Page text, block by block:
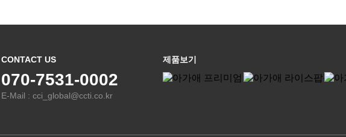
CONTACT US
070-7531-0002
E-Mail : cci_global@ccti.co.kr
제품보기